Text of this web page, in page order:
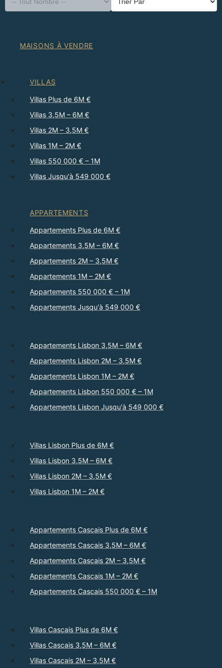
MAISONS À VENDRE
VILLAS
Villas Plus de 6M €
Villas 3,5M – 6M €
Villas 2M – 3,5M €
Villas 1M – 2M €
Villas 550 000 € – 1M
Villas Jusqu'à 549 000 €
APPARTEMENTS
Appartements Plus de 6M €
Appartements 3,5M – 6M €
Appartements 2M – 3,5M €
Appartements 1M – 2M €
Appartements 550 000 € – 1M
Appartements Jusqu'à 549 000 €
Appartements Lisbon 3,5M – 6M €
Appartements Lisbon 2M – 3,5M €
Appartements Lisbon 1M – 2M €
Appartements Lisbon 550 000 € – 1M
Appartements Lisbon Jusqu'à 549 000 €
Villas Lisbon Plus de 6M €
Villas Lisbon 3,5M – 6M €
Villas Lisbon 2M – 3,5M €
Villas Lisbon 1M – 2M €
Appartements Cascais Plus de 6M €
Appartements Cascais 3,5M – 6M €
Appartements Cascais 2M – 3,5M €
Appartements Cascais 1M – 2M €
Appartements Cascais 550 000 € – 1M
Villas Cascais Plus de 6M €
Villas Cascais 3,5M – 6M €
Villas Cascais 2M – 3,5M €